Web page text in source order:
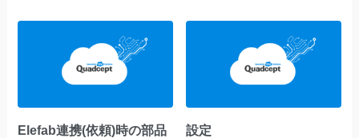
Elefab連携(依頼)時の部品
設定